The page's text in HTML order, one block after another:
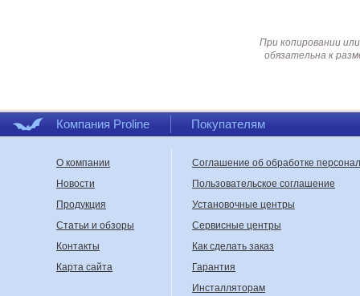
При копировании
обязательна к
Компания Proline Покупателям
О компании
Новости
Продукция
Статьи и обзоры
Контакты
Карта сайта
Соглашение об обработке
Пользовательское соглашение
Установочные центры
Сервисные центры
Как сделать заказ
Гарантия
Инсталляторам